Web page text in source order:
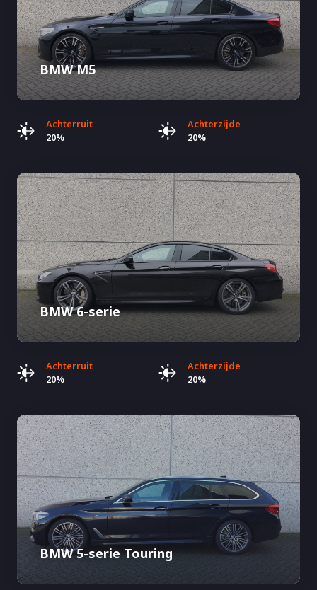
BMW M5
Achterruit
20%
Achterzijde
20%
BMW 6-serie
Achterruit
20%
Achterzijde
20%
BMW 5-serie Touring